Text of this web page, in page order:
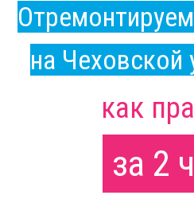
на Чеховской
как
за 2